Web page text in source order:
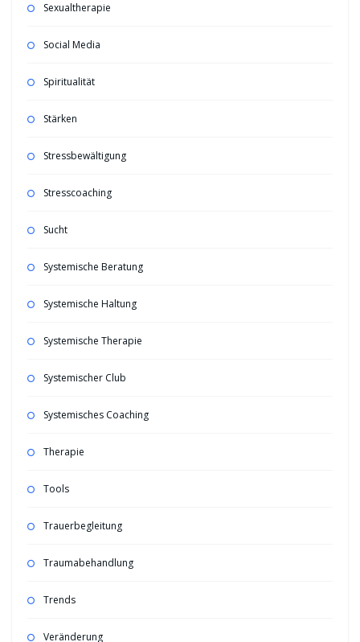
Sexualtherapie
Social Media
Spiritualität
Stärken
Stressbewältigung
Stresscoaching
Sucht
Systemische Beratung
Systemische Haltung
Systemische Therapie
Systemischer Club
Systemisches Coaching
Therapie
Tools
Trauerbegleitung
Traumabehandlung
Trends
Veränderung